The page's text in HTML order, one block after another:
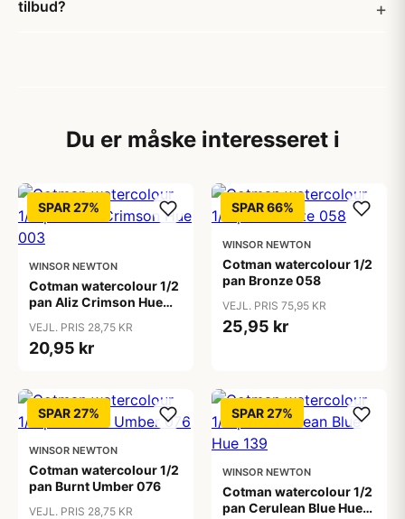
tilbud?
Du er måske interesseret i
SPAR 27%
WINSOR NEWTON
Cotman watercolour 1/2
pan Aliz Crimson Hue
VEJL. PRIS 28,75 KR
20,95 kr
SPAR 66%
WINSOR NEWTON
Cotman watercolour 1/2
pan Bronze 058
VEJL. PRIS 75,95 KR
25,95 kr
SPAR 27%
WINSOR NEWTON
Cotman watercolour 1/2
pan Burnt Umber 076
VEJL. PRIS 28,75 KR
SPAR 27%
WINSOR NEWTON
Cotman watercolour 1/2
pan Cerulean Blue Hue